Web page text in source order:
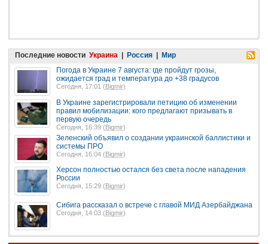
Последние новости Украина Россия
Мир
Погода в Украине 7 августа: где пройдут грозы,
ожидается град и температура до +38 градусов
Сегодня, 17:01 (Bigmir)
В Украине зарегистрировали петицию об изменении
правил мобилизации: кого предлагают призывать в
первую очередь
Сегодня, 16:39 (Bigmir)
Зеленский объявил о создании украинской баллистики и
системы ПРО
Сегодня, 16:04 (Bigmir)
Херсон полностью остался без света после нападения
России
Сегодня, 15:29 (Bigmir)
Сибига рассказал о встрече с главой МИД Азербайджана
Сегодня, 14:03 (Bigmir)